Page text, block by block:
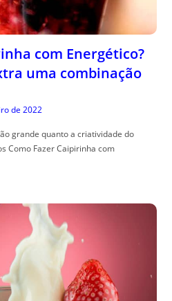
com Energético?
uma combinação
de 2022
grande quanto a criatividade do
Como Fazer Caipirinha com